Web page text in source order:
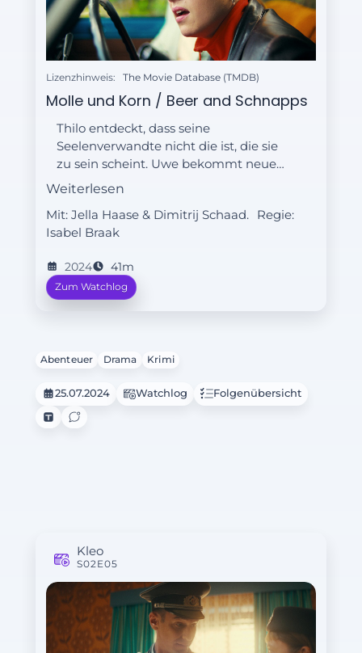
Lizenzhinweis: The Movie Database (TMDB)
Molle und Korn / Beer and Schnapps
Thilo entdeckt, dass seine
Seelenverwandte nicht die ist, die sie
zu sein scheint. Uwe bekommt neue
Anweisungen und stellt Kleo eine
Weiterlesen
Mit: Jella Haase & Dimitrij Schaad.
Regie:
Isabel Braak
2024 41m
Zum Watchlog
Abenteuer Drama Krimi
25.07.2024 Watchlog Folgenübersicht
Kleo
S02E05